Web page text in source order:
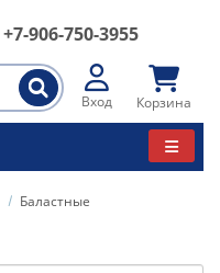
+7-906-750-3955
Вход Корзина
Баластные